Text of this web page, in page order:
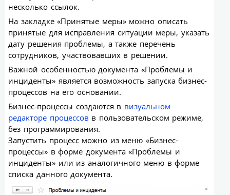
несколько ссылок.
На закладке «Принятые меры» можно описать
принятые для исправления ситуации меры, указать
дату решения проблемы, а также перечень
сотрудников, участвовавших в решении.
Важной особенностью документа «Проблемы и
инциденты» является возможность запуска бизнес-
процессов на его основании.
Бизнес-процессы создаются в визуальном
редакторе процессов в пользовательском режиме,
без программирования.
Запустить процесс можно из меню «Бизнес-
процессы» в форме документа «Проблемы и
инциденты» или из аналогичного меню в форме
списка данного документа.